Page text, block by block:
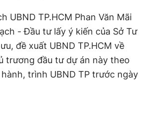
UBND TP.HCM Phan Văn Mãi
- Đầu tư lấy ý kiến của Sở Tư
đề xuất UBND TP.HCM về
trương đầu tư dự án này theo
trình UBND TP trước ngày